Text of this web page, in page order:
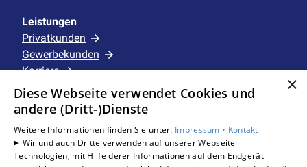
Leistungen
Privatkunden
Gewerbekunden
Karriere
Unternehmen
Standorte
Schermbeck
×
Diese Webseite verwendet Cookies und
andere (Dritt-)Dienste
Weitere Informationen finden Sie unter: Impressum • Kontakt
Wir und auch Dritte verwenden auf unserer Webseite
Technologien, mit Hilfe derer Informationen auf dem Endgerät